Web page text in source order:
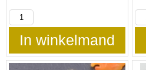
In winkelmand